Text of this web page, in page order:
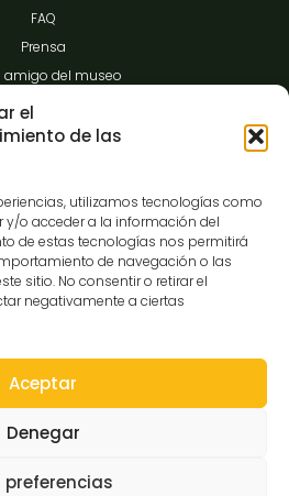
el
de las
utilizamos tecnologías como
o acceder a la información del
de estas tecnologías nos permitirá
de navegación o las
sitio. No consentir o retirar el
negativamente a ciertas
Aceptar
Denegar
preferencias
FAQ
Prensa
amigo del museo
Transparencia
C/Gibraltar,14
Salamanca